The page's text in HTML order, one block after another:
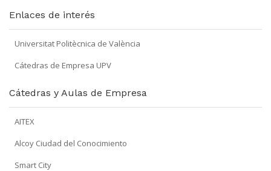
Enlaces de interés
Universitat Politècnica de València
Cátedras de Empresa UPV
Cátedras y Aulas de Empresa
AITEX
Alcoy Ciudad del Conocimiento
Smart City